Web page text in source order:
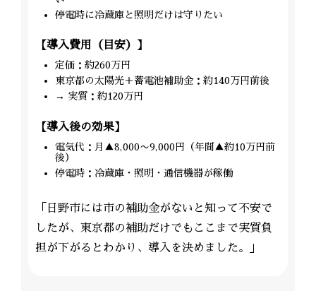
停電時に冷蔵庫と照明だけは守りたい
【導入費用（目安）】
定価：約260万円
東京都の太陽光＋蓄電池補助金：約140万円前後
→ 実質：約120万円
【導入後の効果】
電気代：月▲8,000〜9,000円（年間▲約10万円前
後）
停電時：冷蔵庫・照明・通信機器が稼働
「日野市には市の補助金がないと知って不安で
したが、東京都の補助だけでもここまで実質負
担が下がるとわかり、導入を決めました。」